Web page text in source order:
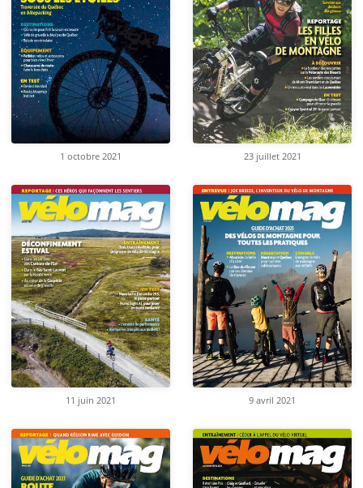
1 octobre 2021 23 juillet 2021
11 juin 2021 9 avril 2021